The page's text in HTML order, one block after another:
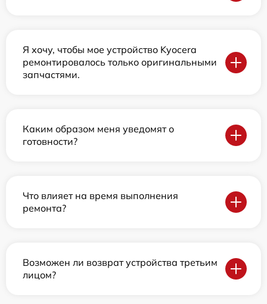
Я хочу, чтобы мое устройство Kyocera
ремонтировалось только оригинальными
запчастями.
Каким образом меня уведомят о
готовности?
Что влияет на время выполнения
ремонта?
Возможен ли возврат устройства третьим
лицом?